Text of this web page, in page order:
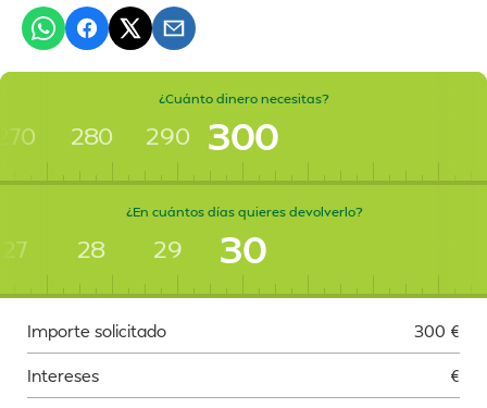
¿Cuánto dinero necesitas?
280 290 300
¿En cuántos días quieres devolverlo?
27 28 29 30
Importe solicitado 300 €
Intereses €